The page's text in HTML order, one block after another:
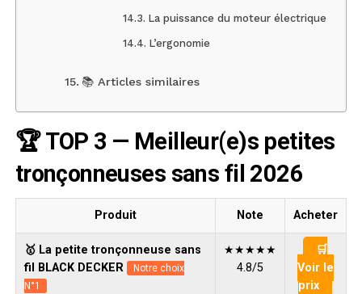
La puissance du moteur électrique
L’ergonomie
📚 Articles similaires
🏆 TOP 3 — Meilleur(e)s petites
tronçonneuses sans fil 2026
Produit Note Acheter
🥇 La petite tronçonneuse sans
fil BLACK DECKER
Notre choix
N°1
★★★★★
4.8/5
🛒
Voir le
prix